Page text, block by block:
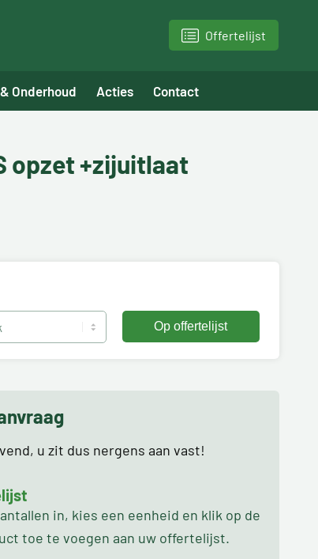
Offertelijst
Onderhoud Acties Contact
opzet +zijuitlaat
u zit dus nergens aan vast!
in, kies een eenheid en klik op de
toe te voegen aan uw offertelijst.